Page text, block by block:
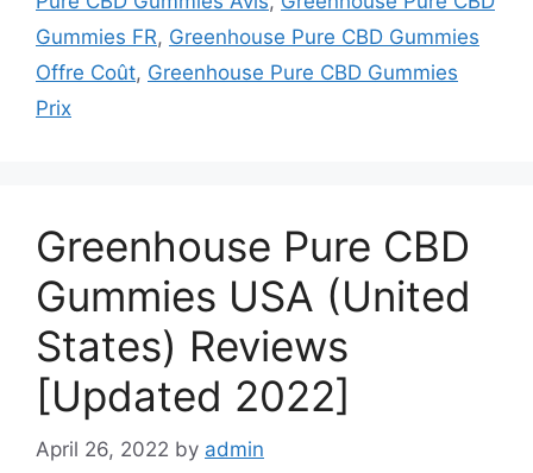
Gummies FR, Greenhouse Pure CBD Gummies
Offre Coût, Greenhouse Pure CBD Gummies
Prix
Greenhouse Pure CBD
Gummies USA (United
States) Reviews
[Updated 2022]
April 26, 2022 by admin